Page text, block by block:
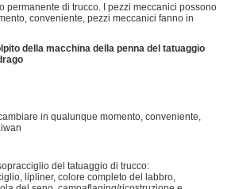
permanente di trucco. I pezzi meccanici possono
conveniente, pezzi meccanici fanno in
della macchina della penna del tatuaggio
in qualunque momento, conveniente,
del tatuaggio di trucco:
lipliner, colore completo del labbro,